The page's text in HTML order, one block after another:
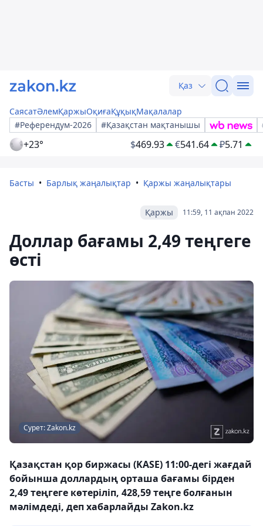
Қаз
СаясатӘлемҚаржыОқиғаҚұқықМақалалар
#Референдум-2026
#Қазақстан мақтанышы
+23° $469.93 €541.64 ₽5.71
Басты Барлық жаңалықтар Қаржы жаңалықтары
11:59, 11 ақпан 2022
Қаржы
Доллар бағамы 2,49 теңгеге
өсті
Сурет: Zakon.kz
Қазақстан қор биржасы (KASE) 11:00-дегі жағдай
бойынша доллардың орташа бағамы бірден
2,49 теңгеге көтеріліп, 428,59 теңге болғанын
мәлімдеді, деп хабарлайды Zakon.kz